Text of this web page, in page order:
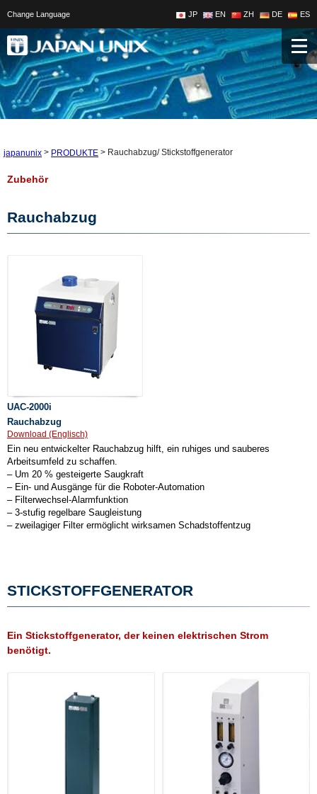
Change Language JP EN ZH DE ES
japanunix > PRODUKTE > Rauchabzug/ Stickstoffgenerator
Zubehör
Rauchabzug
UAC-2000i
Rauchabzug
Download (Englisch)
Ein neu entwickelter Rauchabzug hilft, ein ruhiges und sauberes
Arbeitsumfeld zu schaffen.
– Um 20 % gesteigerte Saugkraft
– Ein- und Ausgänge für die Roboter-Automation
– Filterwechsel-Alarmfunktion
– 3-stufig regelbare Saugleistung
– zweilagiger Filter ermöglicht wirksamen Schadstoffentzug
STICKSTOFFGENERATOR
Ein Stickstoffgenerator, der keinen elektrischen Strom
benötigt.